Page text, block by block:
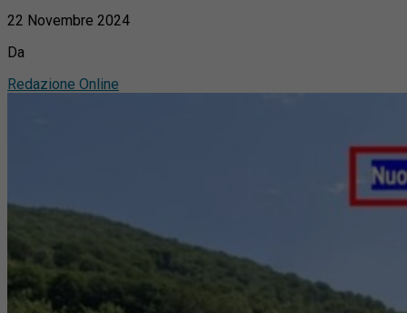
22 Novembre 2024
Da
Redazione Online